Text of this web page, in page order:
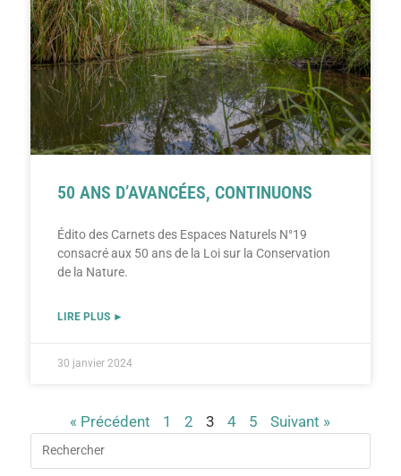
50 ANS D’AVANCÉES, CONTINUONS
Édito des Carnets des Espaces Naturels N°19
consacré aux 50 ans de la Loi sur la Conservation
de la Nature.
LIRE PLUS ►
30 janvier 2024
« Précédent 1 2 3 4 5 Suivant »